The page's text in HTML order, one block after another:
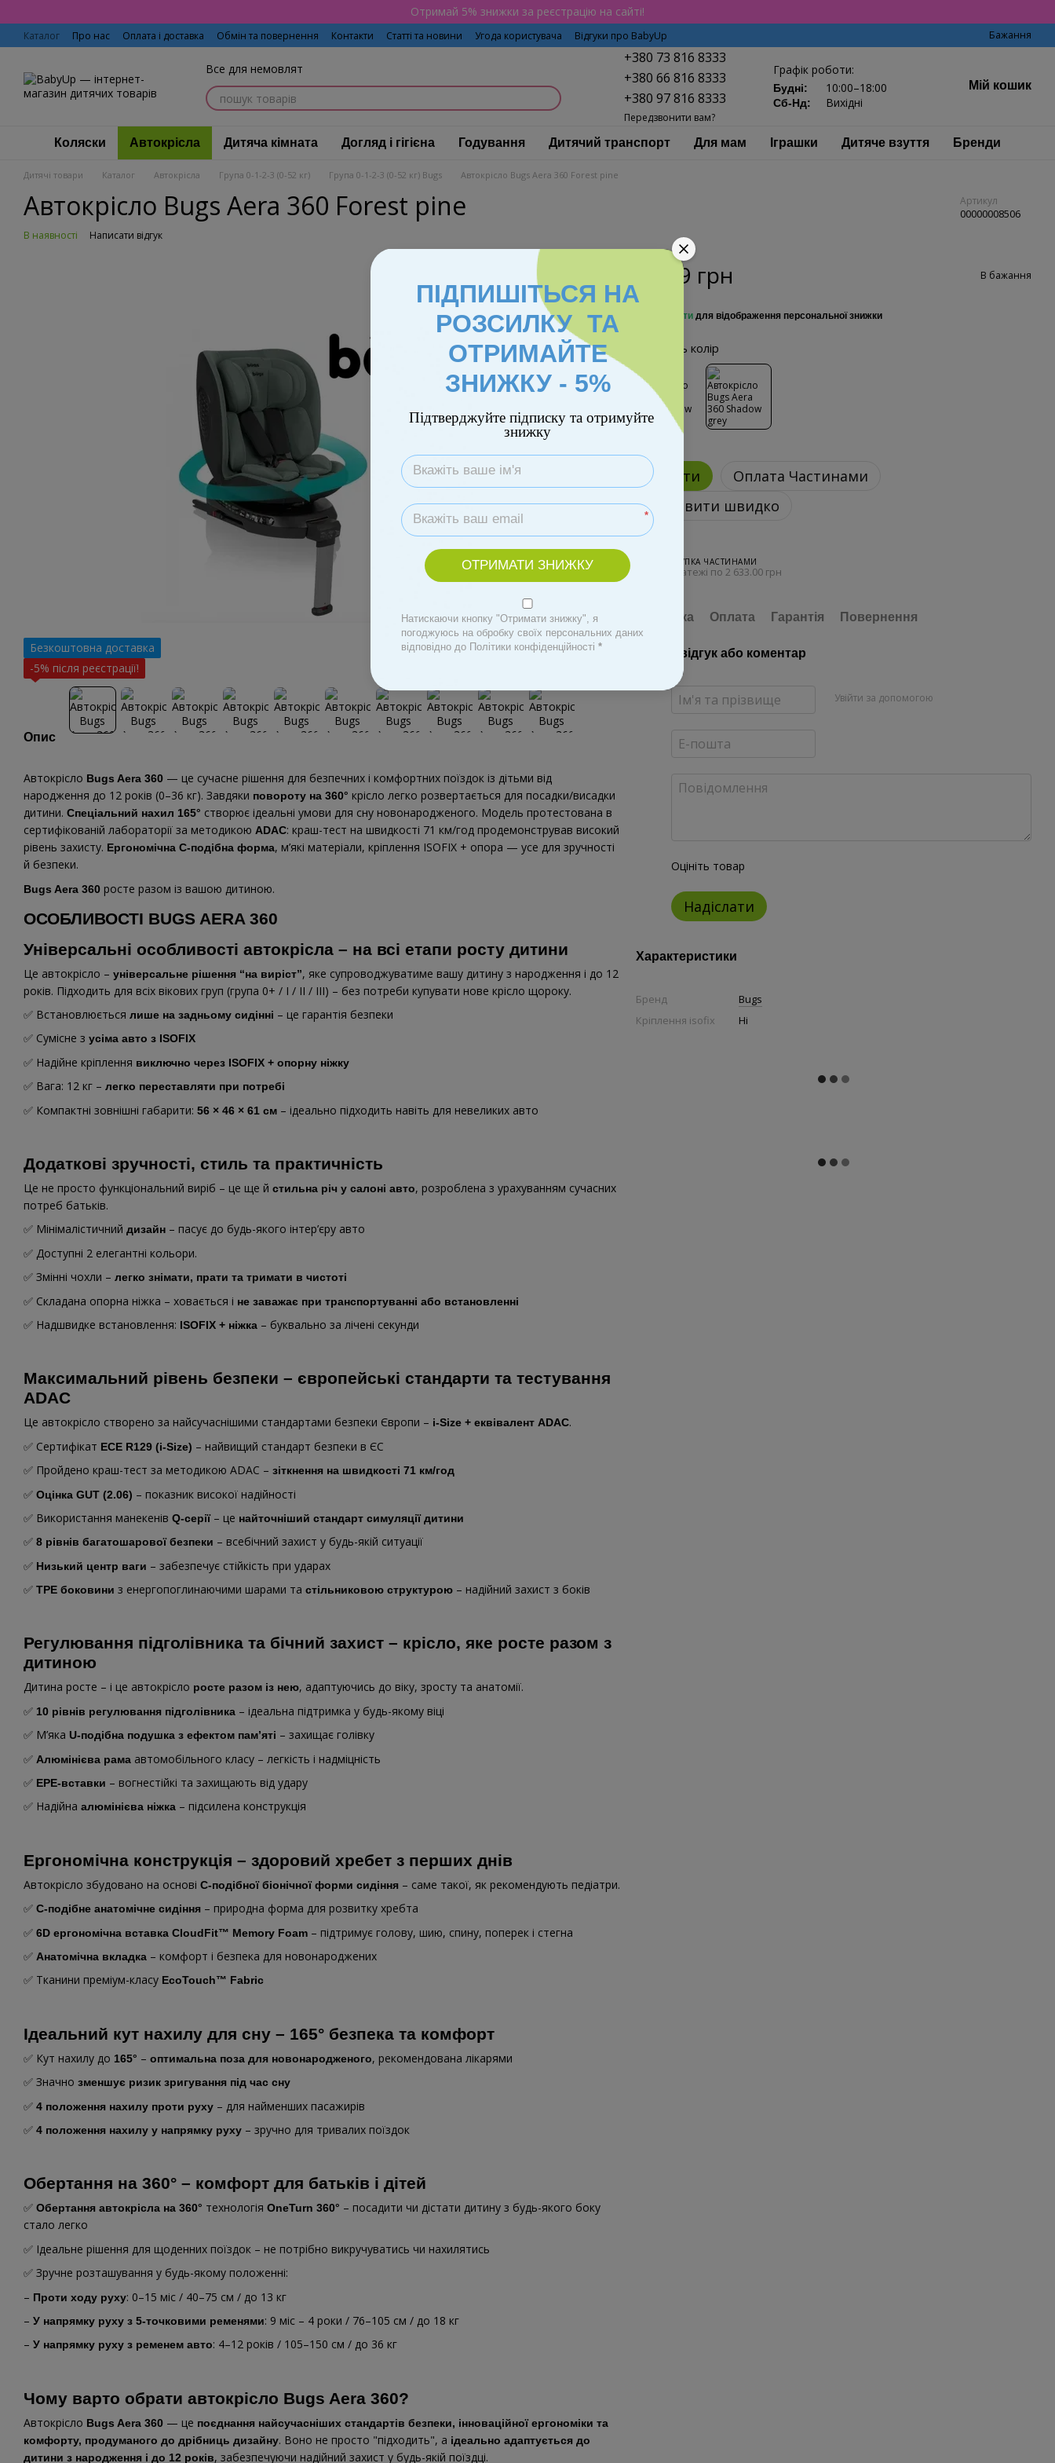
Отримай 5% знижки за реєстрацію на сайті!
Каталог Про нас Оплата і доставка Обмін та повернення Контакти Статті та новини Угода користувача Відгуки про BabyUp Бажання
Все для немовлят
+380 73 816 8333
+380 66 816 8333
+380 97 816 8333
Передзвонити вам?
Графік роботи:
Будні: 10:00–18:00
Сб-Нд: Вихідні
Мій кошик
Коляски Автокрісла Дитяча кімната Догляд і гігієна Годування Дитячий транспорт Для мам Іграшки Дитяче взуття Бренди
Дитячі товари Каталог Автокрісла Група 0-1-2-3 (0-52 кг) Група 0-1-2-3 (0-52 кг) Bugs Автокрісло Bugs Aera 360 Forest pine
Автокрісло Bugs Aera 360 Forest pine Артикул
00000008506
В наявності Написати відгук
Безкоштовна доставка
-5% після реєстрації!
Опис
Автокрісло Bugs Aera 360 — це сучасне рішення для безпечних і комфортних поїздок із дітьми від
народження до 12 років (0–36 кг). Завдяки повороту на 360° крісло легко розвертається для посадки/висадки
дитини. Спеціальний нахил 165° створює ідеальні умови для сну новонародженого. Модель протестована в
сертифікованій лабораторії за методикою ADAC: краш-тест на швидкості 71 км/год продемонстрував високий
рівень захисту. Ергономічна C-подібна форма, м’які матеріали, кріплення ISOFIX + опора — усе для зручності
й безпеки.
Bugs Aera 360 росте разом із вашою дитиною.
ОСОБЛИВОСТІ BUGS AERA 360
Універсальні особливості автокрісла – на всі етапи росту дитини
Це автокрісло – універсальне рішення “на виріст”, яке супроводжуватиме вашу дитину з народження і до 12
років. Підходить для всіх вікових груп (група 0+ / I / II / III) – без потреби купувати нове крісло щороку.
✅ Встановлюється лише на задньому сидінні – це гарантія безпеки
✅ Сумісне з усіма авто з ISOFIX
✅ Надійне кріплення виключно через ISOFIX + опорну ніжку
✅ Вага: 12 кг – легко переставляти при потребі
✅ Компактні зовнішні габарити: 56 × 46 × 61 см – ідеально підходить навіть для невеликих авто
Додаткові зручності, стиль та практичність
Це не просто функціональний виріб – це ще й стильна річ у салоні авто, розроблена з урахуванням сучасних
потреб батьків.
✅ Мінімалістичний дизайн – пасує до будь-якого інтер’єру авто
✅ Доступні 2 елегантні кольори.
✅ Змінні чохли – легко знімати, прати та тримати в чистоті
✅ Складана опорна ніжка – ховається і не заважає при транспортуванні або встановленні
✅ Надшвидке встановлення: ISOFIX + ніжка – буквально за лічені секунди
Максимальний рівень безпеки – європейські стандарти та тестування
ADAC
Це автокрісло створено за найсучаснішими стандартами безпеки Європи – i-Size + еквівалент ADAC.
✅ Сертифікат ECE R129 (i-Size) – найвищий стандарт безпеки в ЄС
✅ Пройдено краш-тест за методикою ADAC – зіткнення на швидкості 71 км/год
✅ Оцінка GUT (2.06) – показник високої надійності
✅ Використання манекенів Q-серії– це найточніший стандарт симуляції дитини
✅ 8 рівнів багатошарової безпеки – всебічний захист у будь-якій ситуації
✅ Низький центр ваги – забезпечує стійкість при ударах
✅ TPE боковини з енергопоглинаючими шарами та стільниковою структурою – надійний захист з боків
Регулювання підголівника та бічний захист – крісло, яке росте разом з
дитиною
Дитина росте – і це автокрісло росте разом із нею, адаптуючись до віку, зросту та анатомії.
✅ 10 рівнів регулювання підголівника – ідеальна підтримка у будь-якому віці
✅ М’яка U-подібна подушка з ефектом пам’яті – захищає голівку
✅ Алюмінієва рама автомобільного класу – легкість і надміцність
✅ EPE-вставки – вогнестійкі та захищають від удару
✅ Надійна алюмінієва ніжка – підсилена конструкція
Ергономічна конструкція – здоровий хребет з перших днів
Автокрісло збудовано на основі C-подібної біонічної форми сидіння – саме такої, як рекомендують педіатри.
✅ C-подібне анатомічне сидіння – природна форма для розвитку хребта
✅ 6D ергономічна вставка CloudFit™ Memory Foam – підтримує голову, шию, спину, поперек і стегна
✅ Анатомічна вкладка – комфорт і безпека для новонароджених
✅ Тканини преміум-класу EcoTouch™ Fabric
Ідеальний кут нахилу для сну – 165° безпека та комфорт
✅ Кут нахилу до 165° – оптимальна поза для новонародженого, рекомендована лікарями
✅ Значно зменшує ризик зригування під час сну
✅ 4 положення нахилу проти руху – для найменших пасажирів
✅ 4 положення нахилу у напрямку руху – зручно для тривалих поїздок
Обертання на 360° – комфорт для батьків і дітей
✅ Обертання автокрісла на 360° технологія OneTurn 360° – посадити чи дістати дитину з будь-якого боку
стало легко
✅ Ідеальне рішення для щоденних поїздок – не потрібно викручуватись чи нахилятись
✅ Зручне розташування у будь-якому положенні:
– Проти ходу руху: 0–15 міс / 40–75 см / до 13 кг
– У напрямку руху з 5-точковими ременями: 9 міс – 4 роки / 76–105 см / до 18 кг
– У напрямку руху з ременем авто: 4–12 років / 105–150 см / до 36 кг
Чому варто обрати автокрісло Bugs Aera 360?
Автокрісло Bugs Aera 360 — це поєднання найсучасніших стандартів безпеки, інноваційної ергономіки та
комфорту, продуманого до дрібниць дизайну. Воно не просто "підходить", а ідеально адаптується до
дитини з народження і до 12 років, забезпечуючи надійний захист у будь-якій поїздці.
7 899 грн В бажання
Увійти для відображення персональної знижки
Виберіть колір
Купити
Оплата Частинами
Замовити швидко
ПОКУПКА ЧАСТИНАМИ
3 платежі по 2 633.00 грн
Доставка Оплата Гарантія Повернення
Новий відгук або коментар
Увійти за допомогою
Оцініть товар
Надіслати
Характеристики
Бренд
Bugs
Кріплення isofix
Ні
ПІДПИШІТЬСЯ НА
РОЗСИЛКУ ТА
ОТРИМАЙТЕ
ЗНИЖКУ - 5%
Підтверджуйте підписку та отримуйте
знижку
*
ОТРИМАТИ ЗНИЖКУ
Натискаючи кнопку "Отримати знижку", я
погоджуюсь на обробку своїх персональних даних
відповідно до Політики конфіденційності *